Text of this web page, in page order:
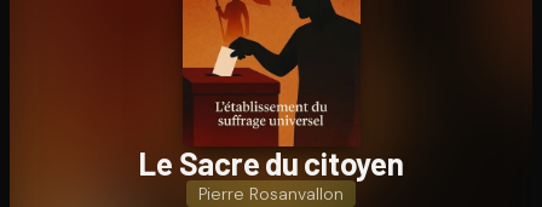
Le Sacre du citoyen
Pierre Rosanvallon